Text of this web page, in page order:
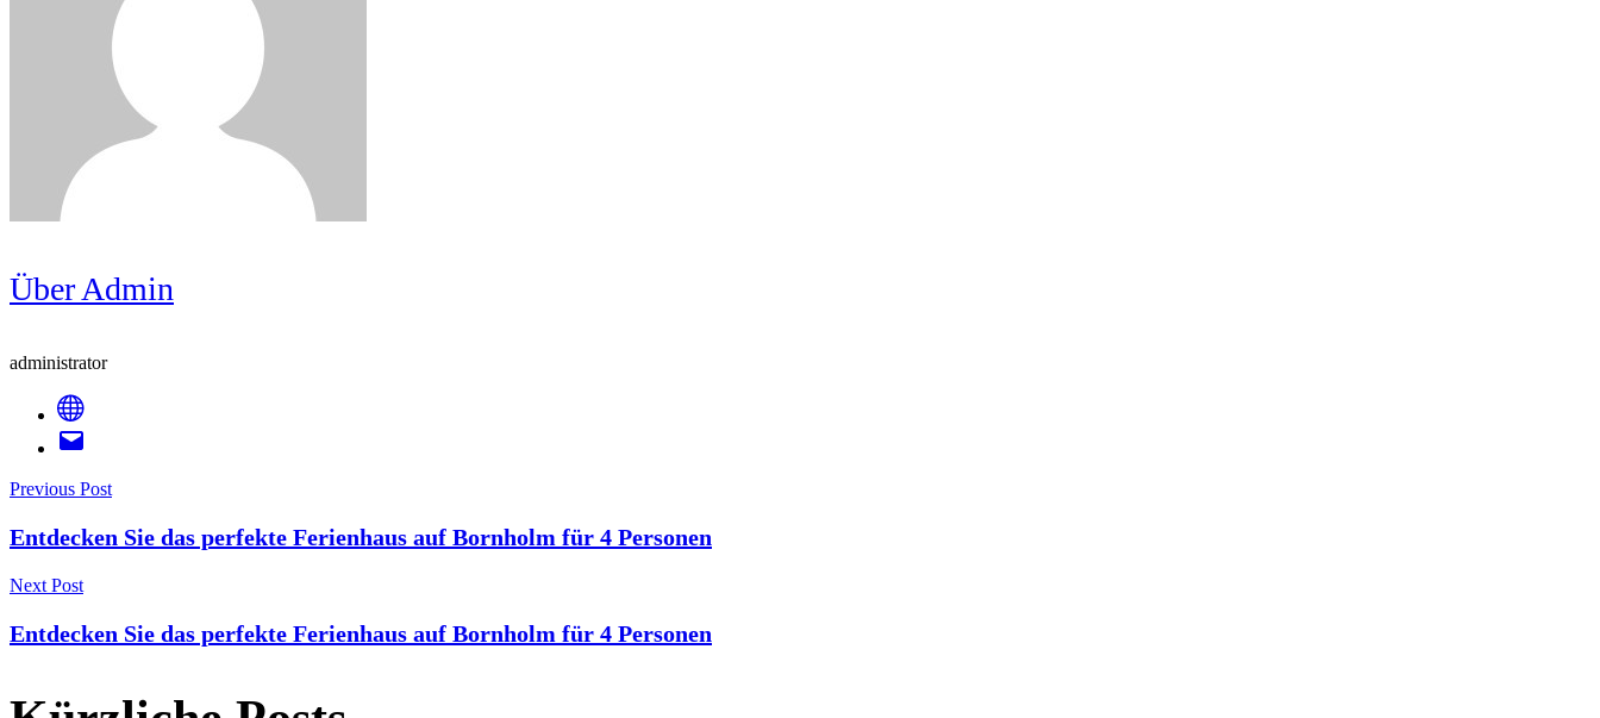
Über Admin
administrator
Post
Navigation
Previous Post
Entdecken Sie das perfekte Ferienhaus auf Bornholm für 4 Personen
Next Post
Entdecken Sie das perfekte Ferienhaus auf Bornholm für 4 Personen